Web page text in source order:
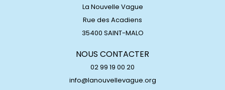
La Nouvelle Vague
Rue des Acadiens
35400 SAINT-MALO
NOUS CONTACTER
02 99 19 00 20
info@lanouvellevague.org